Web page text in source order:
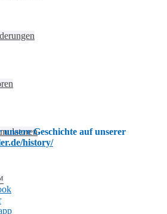
Geschichte auf unserer
history/